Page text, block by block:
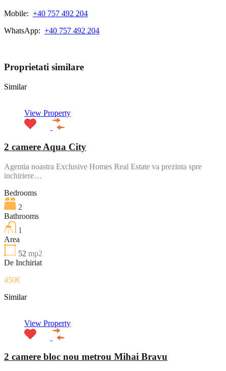
Mobile: +40 757 492 204
WhatsApp: +40 757 492 204
Proprietati similare
Similar
View Property
2 camere Aqua City
Agentia noastra Exclusive Homes Real Estate va prezinta spre
inchiriere…
Bedrooms
2
Bathrooms
1
Area
52 mp2
De Inchiriat
450€
Similar
View Property
2 camere bloc nou metrou Mihai Bravu